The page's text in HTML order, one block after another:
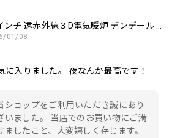
23インチ 遠赤外線３D電気暖炉 デンデール / ロイドグランデ / 送料、開梱・組立・設置無料 / LLOYD GRANDE / ハイグレード電気暖炉シリーズ
01/08
に入りました。 夜なんか最高です！
ショップをご利用いただき誠にあり
いました。 当店でのお買い物にご満
ましたこと、大変嬉しく存じます。